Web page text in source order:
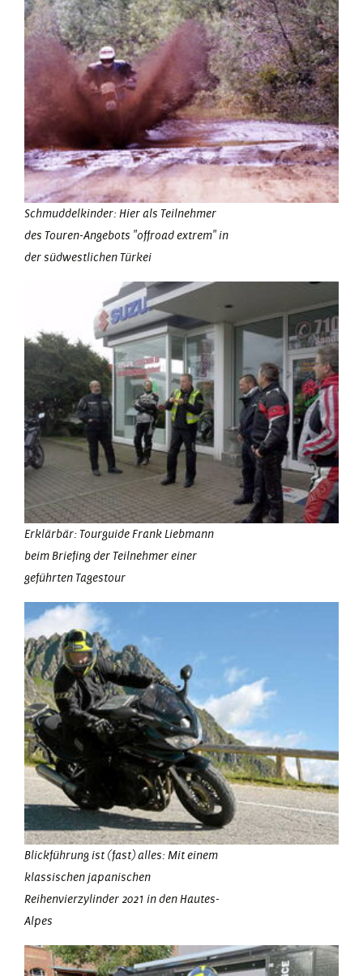
Schmuddelkinder: Hier als Teilnehmer
des Touren-Angebots "offroad extrem" in
der südwestlichen Türkei
Erklärbär: Tourguide Frank Liebmann
beim Briefing der Teilnehmer einer
geführten Tagestour
Blickführung ist (fast) alles: Mit einem
klassischen japanischen
Reihenvierzylinder 2021 in den Hautes-
Alpes